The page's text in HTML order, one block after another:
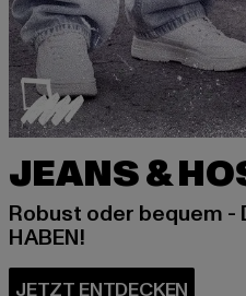
JEANS &
Robust oder bequem -
HABEN!